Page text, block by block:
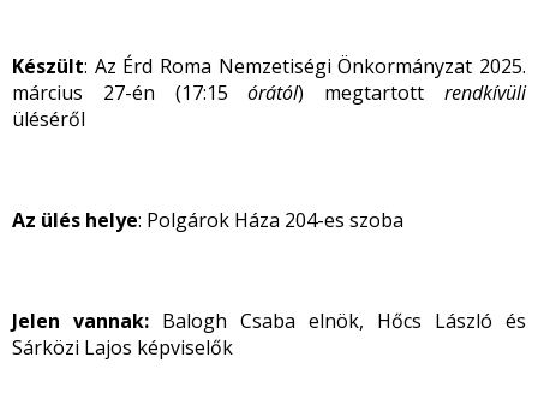
Készült: Az Érd Roma Nemzetiségi Önkormányzat 2025.
március 27-én (17:15órától) megtartottrendkívüli
üléséről
Az ülés helye: Polgárok Háza 204-es szoba
Jelen vannak: Balogh Csaba elnök, Hőcs László és
Sárközi Lajos képviselők